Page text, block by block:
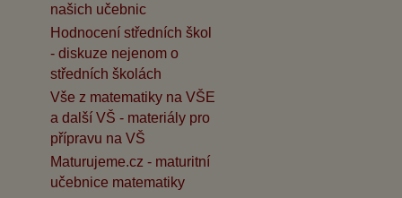
našich učebnic
Hodnocení středních škol
- diskuze nejenom o
středních školách
Vše z matematiky na VŠE
a další VŠ - materiály pro
přípravu na VŠ
Maturujeme.cz - maturitní
učebnice matematiky